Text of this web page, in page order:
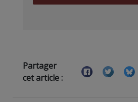
Partager
cet article :